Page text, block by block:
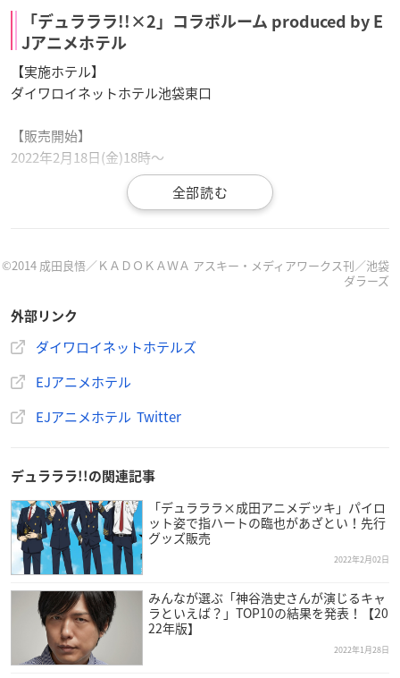
「デュラララ!!×2」コラボルーム produced by E
Jアニメホテル
【実施ホテル】
ダイワロイネットホテル池袋東口
【販売開始】
2022年2月18日(金)18時～
【定員】
最大2名様まで宿泊可能（すべてツインルームとなります）
【料金】
1泊1名様 22,000円～(消費税別/サービス料込)
【予約先】
ダイワロイネットホテル池袋東口 公式サイト
©2014 成田良悟／ＫＡＤＯＫＡＷＡ アスキー・メディアワークス刊／池袋
ダラーズ
外部リンク
ダイワロイネットホテルズ
EJアニメホテル
EJアニメホテル Twitter
デュラララ!!の関連記事
「デュラララ×成田アニメデッキ」パイロ
ット姿で指ハートの臨也があざとい！先行
グッズ販売
2022年2月02日
みんなが選ぶ「神谷浩史さんが演じるキャ
ラといえば？」TOP10の結果を発表！【20
22年版】
2022年1月28日